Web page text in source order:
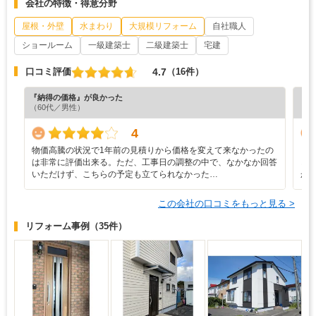
会社の特徴・得意分野
屋根・外壁 水まわり 大規模リフォーム
自社職人
ショールーム
一級建築士 二級建築士 宅建
口コミ評価 4.7 （16件）
『納得の価格』が良かった
（60代／男性）
4
物価高騰の状況で1年前の見積りから価格を変えて来なかったの
は非常に評価出来る。ただ、工事日の調整の中で、なかなか回答
いただけず、こちらの予定も立てられなかった…
か
この会社の口コミをもっと見る >
リフォーム事例 （35件）